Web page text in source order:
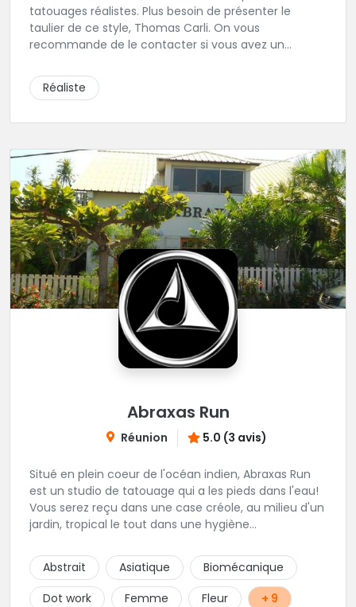
tatouages réalistes. Plus besoin de présenter le
taulier de ce style, Thomas Carli. On vous
recommande de le contacter si vous avez un
habituellement.
Réaliste
Abraxas Run
Réunion 5.0 (3 avis)
Situé en plein coeur de l'océan indien, Abraxas Run
est un studio de tatouage qui a les pieds dans l'eau!
Vous serez reçu dans une case créole, au milieu d'un
jardin, tropical le tout dans une hygiène
choix de bijoux et uniquement dans des matières
biocompatibles! Vous le trouverez à Saint-Gilles les
Bains...les doigts de pieds en éventail...
Abstrait Asiatique
Biomécanique
Dot work
Femme Fleur + 9